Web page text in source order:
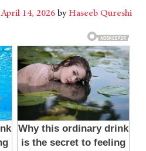
April 14, 2026byHaseeb Qureshi